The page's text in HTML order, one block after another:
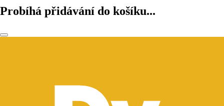
Probíhá přidávání do košíku...